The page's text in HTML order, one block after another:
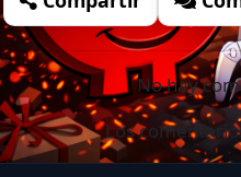
No hay
Los